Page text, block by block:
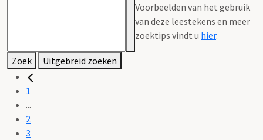
Voorbeelden van het gebruik
van deze leestekens en meer
zoektips vindt u hier.
Zoek Uitgebreid zoeken
1
...
2
3